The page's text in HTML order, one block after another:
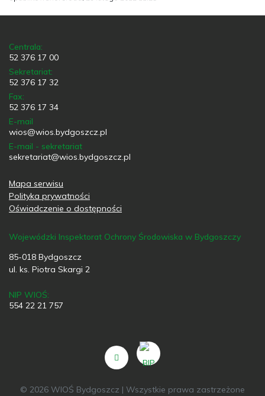
Centrala:
52 376 17 00
Sekretariat:
52 376 17 32
Fax:
52 376 17 34
E-mail
wios@wios.bydgoszcz.pl
E-mail - sekretariat
sekretariat@wios.bydgoszcz.pl
Mapa serwisu
Polityka prywatności
Oświadczenie o dostępności
Wojewódzki Inspektorat Ochrony Środowiska w Bydgoszczy
85-018 Bydgoszcz
ul. ks. Piotra Skargi 2
NIP WIOŚ:
554 22 21 757
© 2026 WIOŚ Bydgoszcz | Wszystkie prawa zastrzeżone